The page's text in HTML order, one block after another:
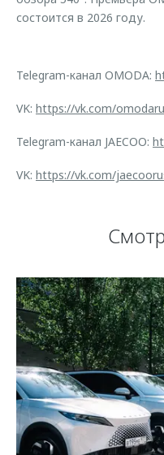
состоится в 2026 году.
Telegram-канал OMODA:
VK: https://vk.com/
Telegram-канал JAECOO:
VK: https://vk.com/